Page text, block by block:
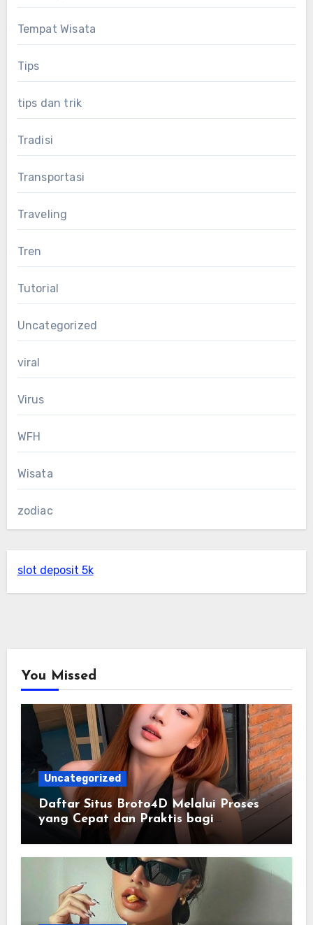
Tempat Wisata
Tips
tips dan trik
Tradisi
Transportasi
Traveling
Tren
Tutorial
Uncategorized
viral
Virus
WFH
Wisata
zodiac
slot deposit 5k
You Missed
Uncategorized
Daftar Situs Broto4D Melalui Proses
yang Cepat dan Praktis bagi
Pengguna